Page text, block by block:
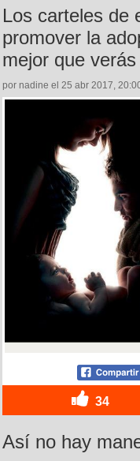
Los carteles de
promover la
mejor que
por nadine el 25 abr 2017,
34
Así no hay